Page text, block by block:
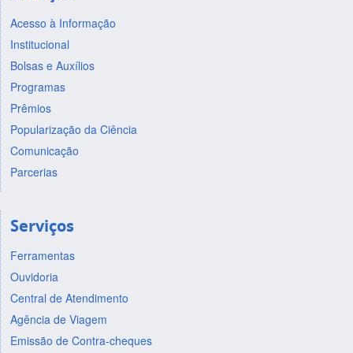
Acesso à Informação
Institucional
Bolsas e Auxílios
Programas
Prêmios
Popularização da Ciência
Comunicação
Parcerias
Serviços
Ferramentas
Ouvidoria
Central de Atendimento
Agência de Viagem
Emissão de Contra-cheques